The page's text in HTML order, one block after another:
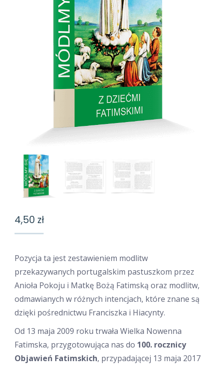
4,50 zł
Pozycja ta jest zestawieniem modlitw
przekazywanych portugalskim pastuszkom przez
Anioła Pokoju i Matkę Bożą Fatimską oraz modlitw,
odmawianych w różnych intencjach, które znane są
dzięki pośrednictwu Franciszka i Hiacynty.
Od 13 maja 2009 roku trwała Wielka Nowenna
Fatimska, przygotowująca nas do 100. rocznicy
Objawień Fatimskich, przypadającej 13 maja 2017